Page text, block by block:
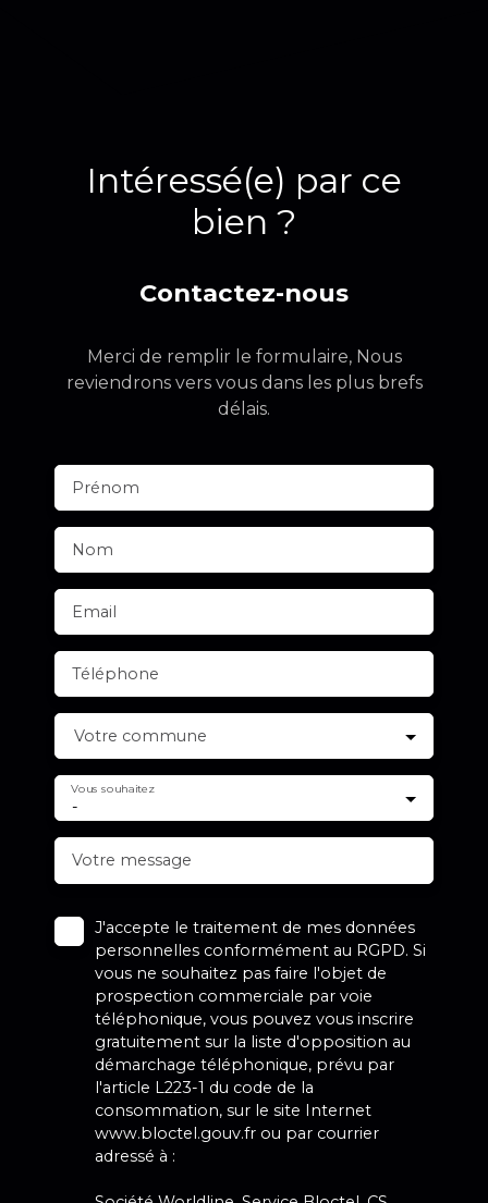
Intéressé(e) par ce
bien ?
Contactez-nous
Merci de remplir le formulaire, Nous
reviendrons vers vous dans les plus brefs
délais.
Prénom
Nom
Email
Téléphone
Votre commune
-
Vous souhaitez
Votre message
J'accepte le traitement de mes données
personnelles conformément au RGPD. Si
vous ne souhaitez pas faire l'objet de
prospection commerciale par voie
téléphonique, vous pouvez vous inscrire
gratuitement sur la liste d'opposition au
démarchage téléphonique, prévu par
l'article L223-1 du code de la
consommation, sur le site Internet
www.bloctel.gouv.fr ou par courrier
adressé à :